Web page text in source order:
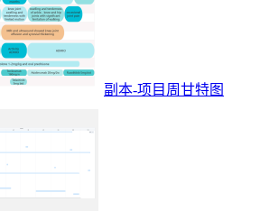
副本-项目周甘特图